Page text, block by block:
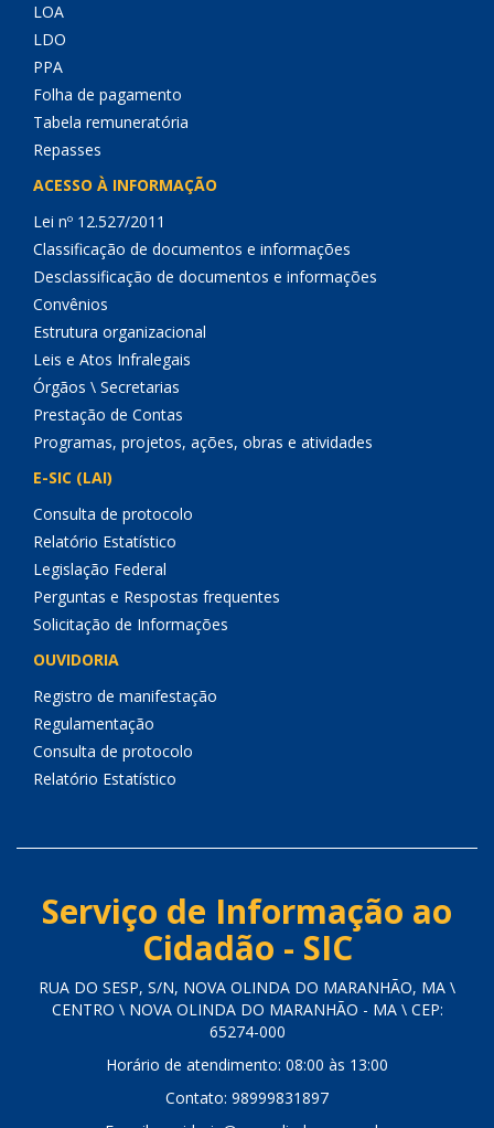
LOA
LDO
PPA
Folha de pagamento
Tabela remuneratória
Repasses
ACESSO À INFORMAÇÃO
Lei nº 12.527/2011
Classificação de documentos e informações
Desclassificação de documentos e informações
Convênios
Estrutura organizacional
Leis e Atos Infralegais
Órgãos \ Secretarias
Prestação de Contas
Programas, projetos, ações, obras e atividades
E-SIC (LAI)
Consulta de protocolo
Relatório Estatístico
Legislação Federal
Perguntas e Respostas frequentes
Solicitação de Informações
OUVIDORIA
Registro de manifestação
Regulamentação
Consulta de protocolo
Relatório Estatístico
Serviço de Informação ao
Cidadão - SIC
RUA DO SESP, S/N, NOVA OLINDA DO MARANHÃO, MA \
CENTRO \ NOVA OLINDA DO MARANHÃO - MA \ CEP:
65274-000
Horário de atendimento: 08:00 às 13:00
Contato: 98999831897